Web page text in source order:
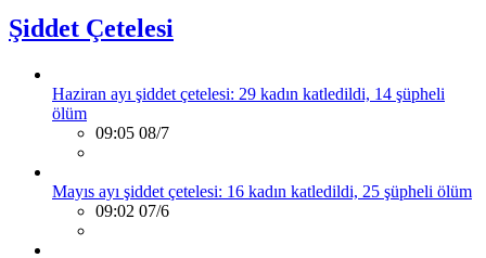
Şiddet Çetelesi
Haziran ayı şiddet çetelesi: 29 kadın katledildi, 14 şüpheli
ölüm
09:05 08/7
Mayıs ayı şiddet çetelesi: 16 kadın katledildi, 25 şüpheli ölüm
09:02 07/6